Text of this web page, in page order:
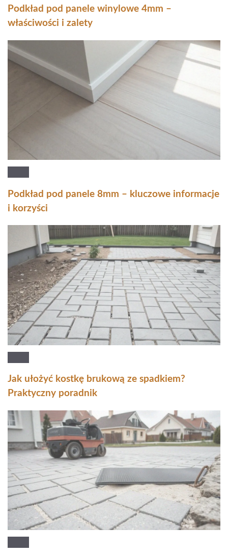
Podkład pod panele winylowe 4mm –
właściwości i zalety
Podkład pod panele 8mm – kluczowe informacje
i korzyści
Jak ułożyć kostkę brukową ze spadkiem?
Praktyczny poradnik